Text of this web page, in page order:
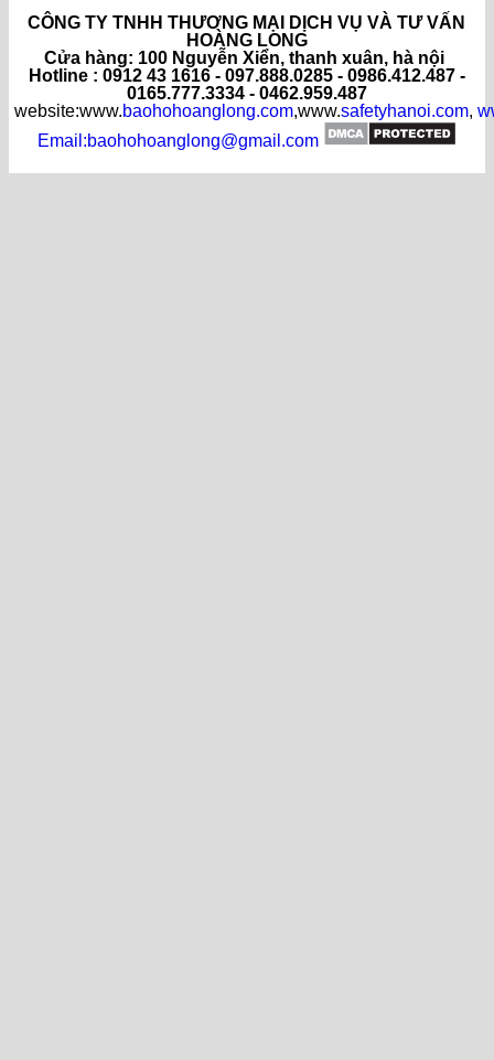
CÔNG TY TNHH THƯƠNG MẠI DỊCH VỤ VÀ TƯ VẤN
HOÀNG LONG
Cửa hàng: 100 Nguyễn Xiển, thanh xuân, hà nội
Hotline : 0912 43 1616 - 097.888.0285 - 0986.412.487 -
0165.777.3334 - 0462.959.487
website:www.baohohoanglong.com,www.safetyhanoi.com,
Email:baohohoanglong@gmail.com